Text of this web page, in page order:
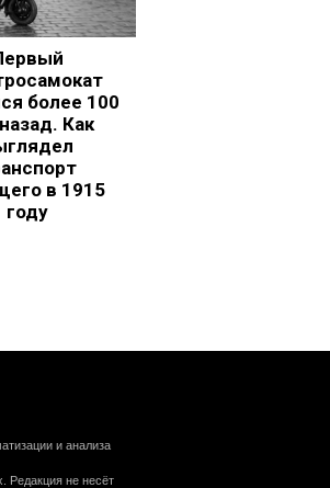
более 100
Как
в 1915
году
и анализа
Редакция не несёт